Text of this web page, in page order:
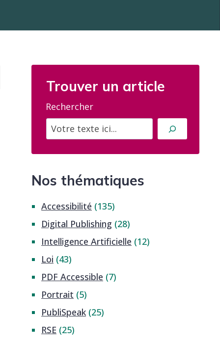
Trouver un article
Rechercher
Nos thématiques
Accessibilité (135)
Digital Publishing (28)
Intelligence Artificielle (12)
Loi (43)
PDF Accessible (7)
Portrait (5)
PubliSpeak (25)
RSE (25)